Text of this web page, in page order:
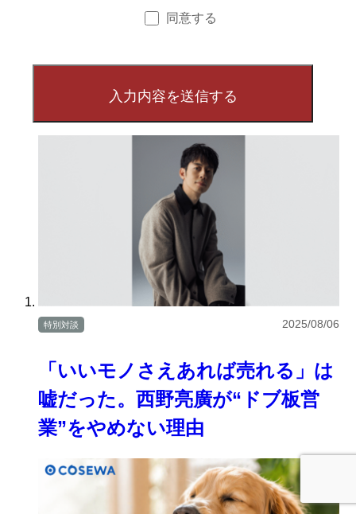
同意する
「いいモノさえあれば売れる」は
嘘だった。西野亮廣が“ドブ板営
業”をやめない理由
特別対談 2025/08/06